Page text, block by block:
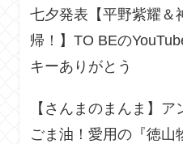
七夕発表【平野紫耀＆
帰！】TO BEの
キーありがとう
【さんまのまんま】
ごま油！愛用の『徳山